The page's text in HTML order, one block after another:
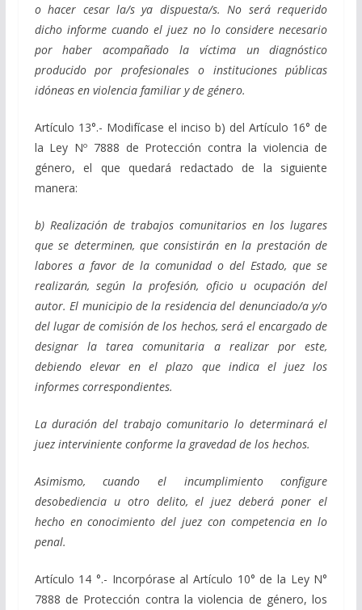
o hacer cesar la/s ya dispuesta/s. No será requerido
dicho informe cuando el juez no lo considere necesario
por haber acompañado la víctima un diagnóstico
producido por profesionales o instituciones públicas
idóneas en violencia familiar y de género.
Artículo 13°.- Modifícase el inciso b) del Artículo 16° de
la Ley Nº 7888 de Protección contra la violencia de
género, el que quedará redactado de la siguiente
manera:
b) Realización de trabajos comunitarios en los lugares
que se determinen, que consistirán en la prestación de
labores a favor de la comunidad o del Estado, que se
realizarán, según la profesión, oficio u ocupación del
autor. El municipio de la residencia del denunciado/a y/o
del lugar de comisión de los hechos, será el encargado de
designar la tarea comunitaria a realizar por este,
debiendo elevar en el plazo que indica el juez los
informes correspondientes.
La duración del trabajo comunitario lo determinará el
juez interviniente conforme la gravedad de los hechos.
Asimismo, cuando el incumplimiento configure
desobediencia u otro delito, el juez deberá poner el
hecho en conocimiento del juez con competencia en lo
penal.
Artículo 14 °.- Incorpórase al Artículo 10° de la Ley N°
7888 de Protección contra la violencia de género, los